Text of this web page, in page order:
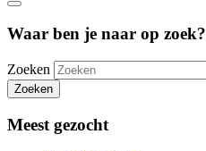
Waar ben je naar op zoek?
Zoeken
Zoeken
Meest gezocht